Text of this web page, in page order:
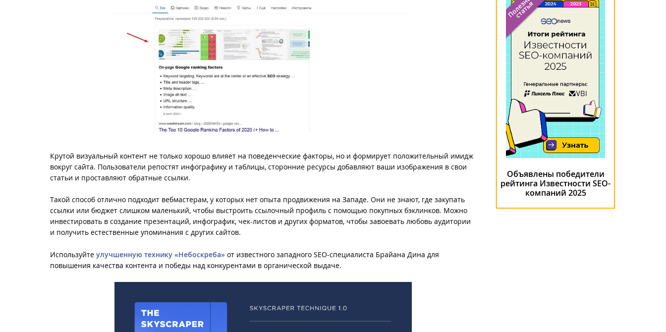
Крутой визуальный контент не только хорошо влияет на поведенческие факторы, но и формирует положительный имидж
вокруг сайта. Пользователи репостят инфографику и таблицы, сторонние ресурсы добавляют ваши изображения в свои
статьи и проставляют обратные ссылки.
Такой способ отлично подходит вебмастерам, у которых нет опыта продвижения на Западе. Они не знают, где закупать
ссылки или бюджет слишком маленький, чтобы выстроить ссылочный профиль с помощью покупных бэклинков. Можно
инвестировать в создание презентаций, инфографик, чек-листов и других форматов, чтобы завоевать любовь аудитории
и получить естественные упоминания с других сайтов.
Используйте улучшенную технику «Небоскреба» от известного западного SEO-специалиста Брайана Дина для
повышения качества контента и победы над конкурентами в органической выдаче.
Объявлены победители
рейтинга Известности SEO-
компаний 2025